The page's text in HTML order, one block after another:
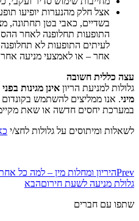
אצל חלק מהנערות יופיעו
בשדיים, כאבי בטן תחתונה,
לעיתים התופעות לא תחלופנה
אחר – או לאמצעי מניעה
עצה כללית חשובה
גלולות למניעת הריון אינן מגינות
מיני. אנו ממליצים להשתמש
במערכת יחסים חדשה או שאת
לשאלות ומיתוסים על גלולות לחצ/י
Prevהיריון ומחלות מין – למה כל
גלולת מניעה לשעת חירוםהבא
שתפו עם חברים